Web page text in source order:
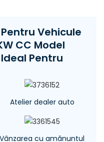
Vehicule
CC Model
Ideal Pentru
Atelier dealer auto
Vânzarea cu amănuntul